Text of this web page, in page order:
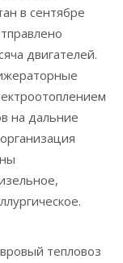
в сентябре
двигателей.
на дальние
тепловоз